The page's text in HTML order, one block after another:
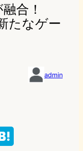
合！
たなゲー
admin